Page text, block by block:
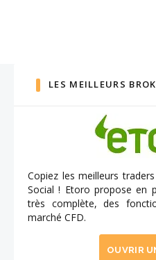
LES MEILLEURS
Copiez les meilleurs
Social ! Etoro propose en
très complète, des
marché CFD.
OUVRIR